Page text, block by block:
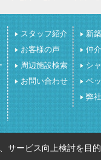
スタッフ紹介
お客様の声
周辺施設検索
お問い合わせ
新
仲
シ
ペ
弊
サービス向上検討を目